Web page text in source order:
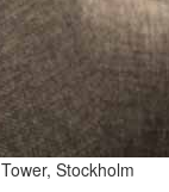
Stockholm